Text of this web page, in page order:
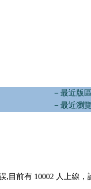
－最近版
－最近瀏
,目前有 10002 人上線